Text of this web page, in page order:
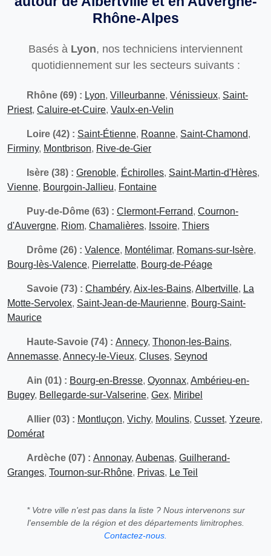
Rhône-Alpes
Basés à Lyon, nos techniciens interviennent
quotidiennement sur les secteurs suivants :
Rhône (69) : Lyon, Villeurbanne, Vénissieux, Saint-
Priest, Caluire-et-Cuire, Vaulx-en-Velin
Loire (42) : Saint-Étienne, Roanne, Saint-Chamond,
Firminy, Montbrison, Rive-de-Gier
Isère (38) : Grenoble, Échirolles, Saint-Martin-d'Hères,
Vienne, Bourgoin-Jallieu, Fontaine
Puy-de-Dôme (63) : Clermont-Ferrand, Cournon-
d'Auvergne, Riom, Chamalières, Issoire, Thiers
Drôme (26) : Valence, Montélimar, Romans-sur-Isère,
Bourg-lès-Valence, Pierrelatte, Bourg-de-Péage
Savoie (73) : Chambéry, Aix-les-Bains, Albertville, La
Motte-Servolex, Saint-Jean-de-Maurienne, Bourg-Saint-
Maurice
Haute-Savoie (74) : Annecy, Thonon-les-Bains,
Annemasse, Annecy-le-Vieux, Cluses, Seynod
Ain (01) : Bourg-en-Bresse, Oyonnax, Ambérieu-en-
Bugey, Bellegarde-sur-Valserine, Gex, Miribel
Allier (03) : Montluçon, Vichy, Moulins, Cusset, Yzeure,
Domérat
Ardèche (07) : Annonay, Aubenas, Guilherand-
Granges, Tournon-sur-Rhône, Privas, Le Teil
* Votre ville n'est pas dans la liste ? Nous intervenons sur
l'ensemble de la région et des départements limitrophes.
Contactez-nous.